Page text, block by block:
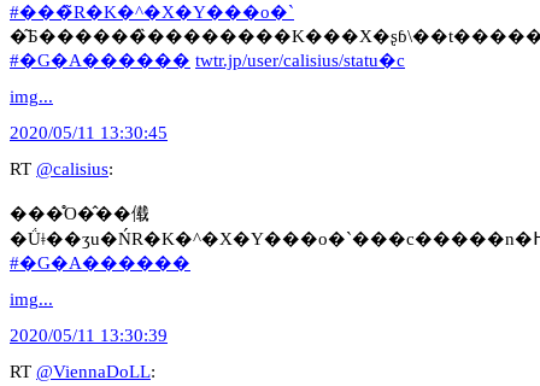
#���̃R�K�^�X�Y���o�`
#�G�A������ twtr.jp/user/calisius/statu�c
img...
2020/05/11 13:30:45
RT @calisius:
���̊O�̂��傤
#�G�A������
img...
2020/05/11 13:30:39
RT @ViennaDoLL: